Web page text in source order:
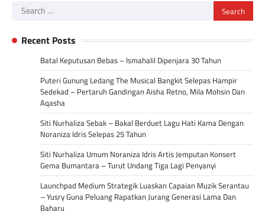
Search
Recent Posts
Batal Keputusan Bebas – Ismahalil Dipenjara 30 Tahun
Puteri Gunung Ledang The Musical Bangkit Selepas Hampir
Sedekad – Pertaruh Gandingan Aisha Retno, Mila Mohsin Dan
Aqasha
Siti Nurhaliza Sebak – Bakal Berduet Lagu Hati Kama Dengan
Noraniza Idris Selepas 25 Tahun
Siti Nurhaliza Umum Noraniza Idris Artis Jemputan Konsert
Gema Bumantara – Turut Undang Tiga Lagi Penyanyi
Launchpad Medium Strategik Luaskan Capaian Muzik Serantau
– Yusry Guna Peluang Rapatkan Jurang Generasi Lama Dan
Baharu